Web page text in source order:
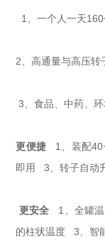
1、一个人一天
2、高通量与高压转
3、食品、中药、
更便捷 1、装配40
即用 3、转子自动
更安全 1、全罐
的柱状温度 3、智